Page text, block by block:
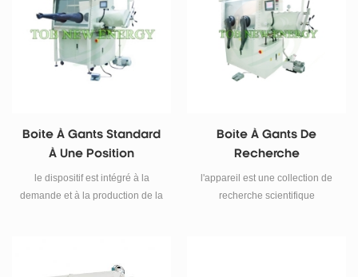
Boîte À Gants Standard
À Une Position
le dispositif est intégré à la
demande et à la production de la
directement utilisés pour la
Boîte À Gants De
Recherche
l'appareil est une collection de
recherche scientifique